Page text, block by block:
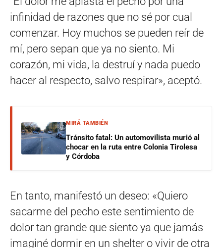
infinidad de razones que no sé por cual
comenzar. Hoy muchos se pueden reír de
mí, pero sepan que ya no siento. Mi
corazón, mi vida, la destruí y nada puedo
hacer al respecto, salvo respirar», aceptó.
MIRÁ TAMBIÉN
Tránsito fatal: Un automovilista murió al
chocar en la ruta entre Colonia Tirolesa
y Córdoba
En tanto, manifestó un deseo: «Quiero
sacarme del pecho este sentimiento de
dolor tan grande que siento ya que jamás
imaginé dormir en un shelter o vivir de otra